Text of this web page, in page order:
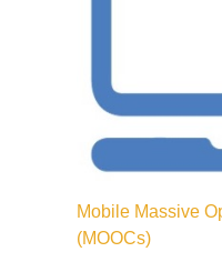
Mobile Massive
(MOOCs)